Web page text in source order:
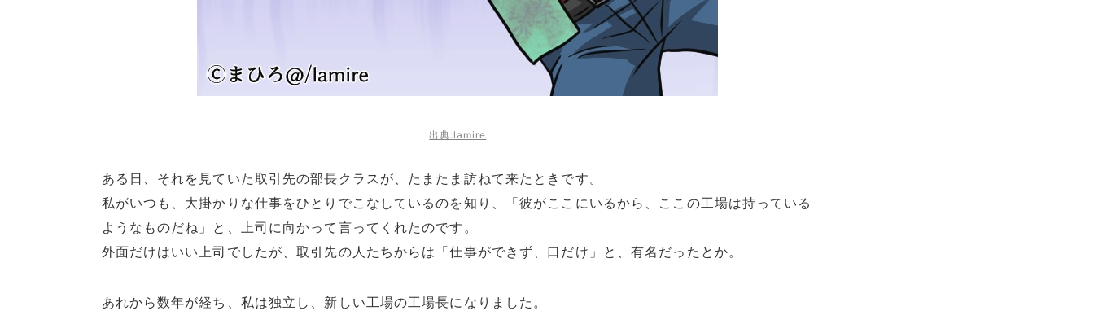
出典:lamire
ある日、それを見ていた取引先の部長クラスが、たまたま訪ねて来たときです。
私がいつも、大掛かりな仕事をひとりでこなしているのを知り、「彼がここにいるから、ここの工場は持っている
ようなものだね」と、上司に向かって言ってくれたのです。
外面だけはいい上司でしたが、取引先の人たちからは「仕事ができず、口だけ」と、有名だったとか。
あれから数年が経ち、私は独立し、新しい工場の工場長になりました。